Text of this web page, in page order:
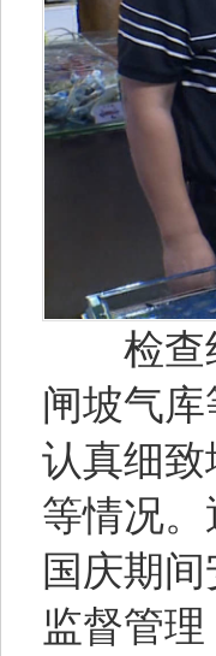
检查组
闸坡气
认真细
等情况
国庆期
监督管